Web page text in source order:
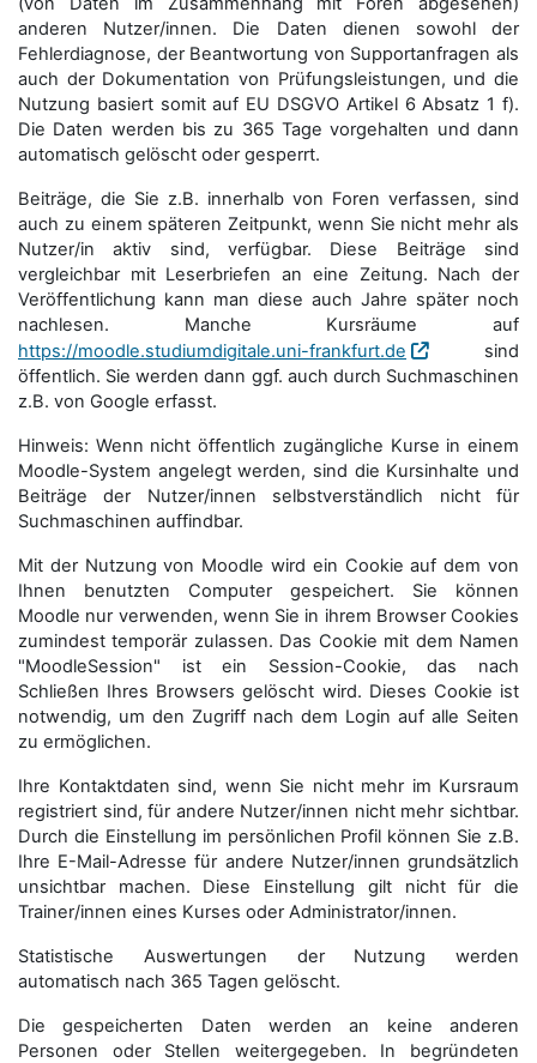
anderen Nutzer/innen. Die Daten dienen sowohl der
Fehlerdiagnose, der Beantwortung von Supportanfragen als
auch der Dokumentation von Prüfungsleistungen, und die
Nutzung basiert somit auf EU DSGVO Artikel 6 Absatz 1 f).
Die Daten werden bis zu 365 Tage vorgehalten und dann
automatisch gelöscht oder gesperrt.
Beiträge, die Sie z.B. innerhalb von Foren verfassen, sind
auch zu einem späteren Zeitpunkt, wenn Sie nicht mehr als
Nutzer/in aktiv sind, verfügbar. Diese Beiträge sind
vergleichbar mit Leserbriefen an eine Zeitung. Nach der
Veröffentlichung kann man diese auch Jahre später noch
nachlesen. Manche Kursräume auf
https://moodle.studiumdigitale.uni-frankfurt.de
sind
öffentlich. Sie werden dann ggf. auch durch Suchmaschinen
z.B. von Google erfasst.
Hinweis: Wenn nicht öffentlich zugängliche Kurse in einem
Moodle-System angelegt werden, sind die Kursinhalte und
Beiträge der Nutzer/innen selbstverständlich nicht für
Suchmaschi­nen auffindbar.
Mit der Nutzung von Moodle wird ein Cookie auf dem von
Ihnen benutzten Computer gespeichert. Sie können
Moodle nur verwenden, wenn Sie in ihrem Browser Cookies
zumindest temporär zulassen. Das Cookie mit dem Namen
"MoodleSession" ist ein Session-Cookie, das nach
Schließen Ihres Browsers gelöscht wird. Dieses Cookie ist
notwendig, um den Zugriff nach dem Login auf alle Seiten
zu ermöglichen.
Ihre Kontaktdaten sind, wenn Sie nicht mehr im Kursraum
registriert sind, für andere Nutzer/innen nicht mehr sichtbar.
Durch die Einstellung im persönlichen Profil können Sie z.B.
Ihre E-Mail-Adresse für andere Nutzer/innen grundsätzlich
unsichtbar machen. Diese Einstellung gilt nicht für die
Trainer/innen eines Kurses oder Administrator/innen.
Statistische Auswertungen der Nutzung werden
automatisch nach 365 Tagen gelöscht.
Die gespeicherten Daten werden an keine anderen
Personen oder Stellen weitergegeben. In begründeten